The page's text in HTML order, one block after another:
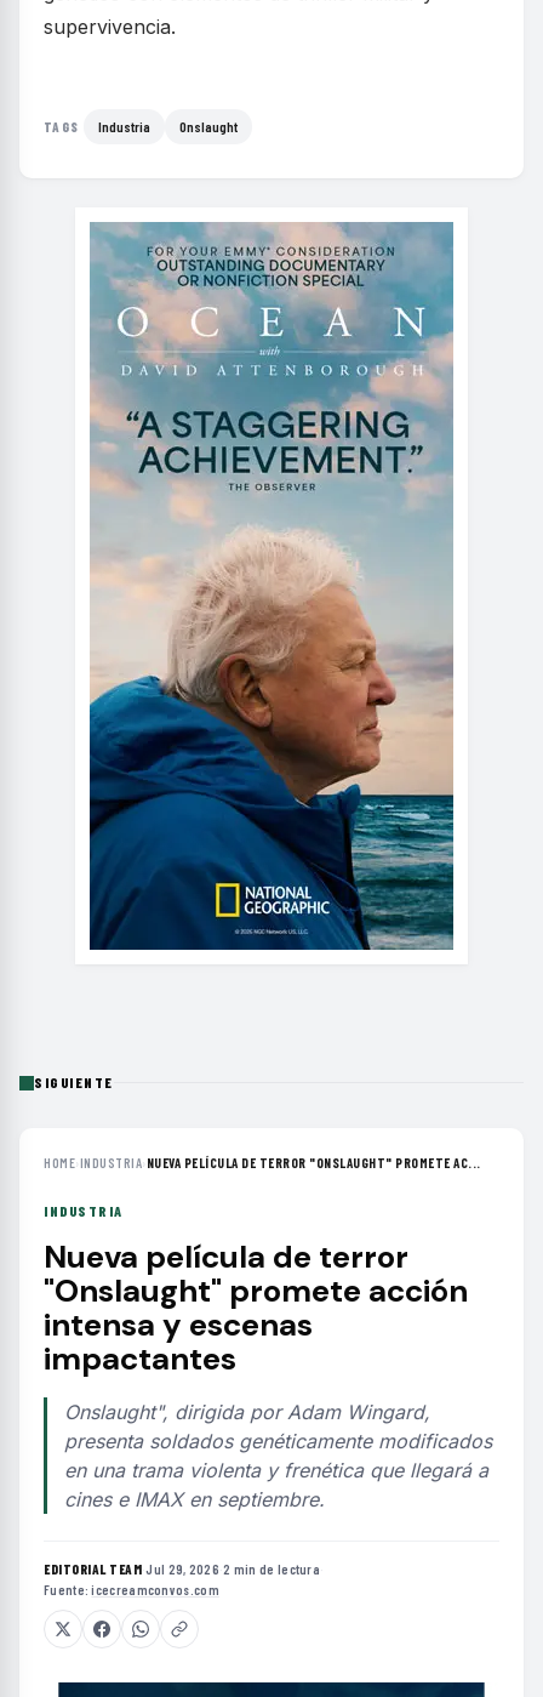
supervivencia.
TAGS Industria Onslaught
SIGUIENTE
HOME›INDUSTRIA› NUEVA PELÍCULA DE TERROR "ONSLAUGHT" PROMETE AC...
INDUSTRIA
Nueva película de terror
"Onslaught" promete acción
intensa y escenas
impactantes
Onslaught", dirigida por Adam Wingard,
presenta soldados genéticamente modificados
en una trama violenta y frenética que llegará a
cines e IMAX en septiembre.
EDITORIAL TEAM·Jul 29, 2026·2 min de lectura·
Fuente:icecreamconvos.com